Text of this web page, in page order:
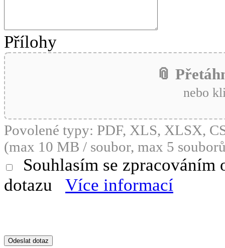
Přílohy
📎
nebo
Povolené typy: PDF, XLS, XLSX,
(max 10 MB / soubor, max 5
Souhlasím se
dotazu
Více informací